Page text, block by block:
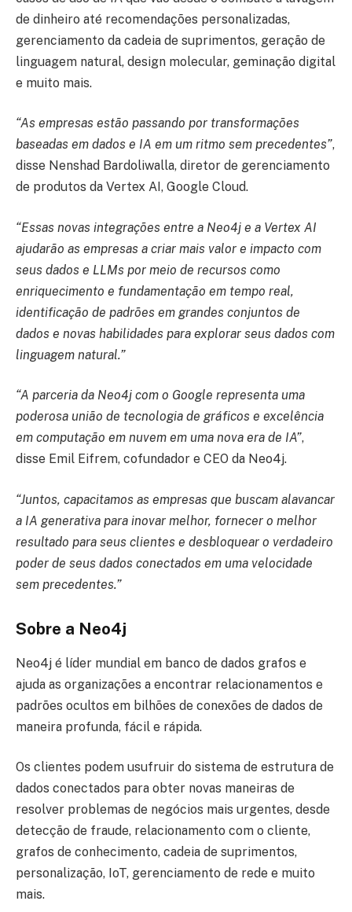
de dinheiro até recomendações personalizadas,
gerenciamento da cadeia de suprimentos, geração de
linguagem natural, design molecular, geminação digital
e muito mais.
“As empresas estão passando por transformações
baseadas em dados e IA em um ritmo sem precedentes”,
disse Nenshad Bardoliwalla, diretor de gerenciamento
de produtos da Vertex AI, Google Cloud.
“Essas novas integrações entre a Neo4j e a Vertex AI
ajudarão as empresas a criar mais valor e impacto com
seus dados e LLMs por meio de recursos como
enriquecimento e fundamentação em tempo real,
identificação de padrões em grandes conjuntos de
dados e novas habilidades para explorar seus dados com
linguagem natural.”
“A parceria da Neo4j com o Google representa uma
poderosa união de tecnologia de gráficos e excelência
em computação em nuvem em uma nova era de IA”,
disse Emil Eifrem, cofundador e CEO da Neo4j.
“Juntos, capacitamos as empresas que buscam alavancar
a IA generativa para inovar melhor, fornecer o melhor
resultado para seus clientes e desbloquear o verdadeiro
poder de seus dados conectados em uma velocidade
sem precedentes.”
Sobre a Neo4j
Neo4j é líder mundial em banco de dados grafos e
ajuda as organizações a encontrar relacionamentos e
padrões ocultos em bilhões de conexões de dados de
maneira profunda, fácil e rápida.
Os clientes podem usufruir do sistema de estrutura de
dados conectados para obter novas maneiras de
resolver problemas de negócios mais urgentes, desde
detecção de fraude, relacionamento com o cliente,
grafos de conhecimento, cadeia de suprimentos,
personalização, IoT, gerenciamento de rede e muito
mais.